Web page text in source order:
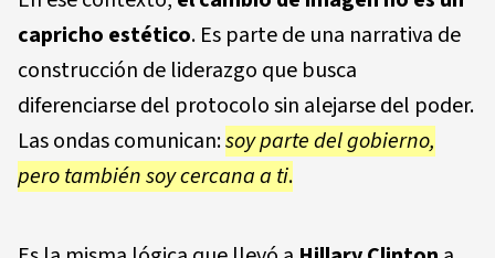
capricho estético. Es parte de una narrativa de
construcción de liderazgo que busca
diferenciarse del protocolo sin alejarse del poder.
Las ondas comunican:soy parte del gobierno,
pero también soy cercana a ti.